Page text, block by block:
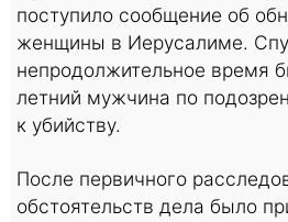
поступило сообщение об
женщины в Иерусалиме.
непродолжительное время
летний мужчина по
к убийству.
После первичного
обстоятельств дела было